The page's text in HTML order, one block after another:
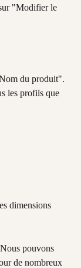
"Modifier le
du produit".
les profils que
dimensions
pouvons
de nombreux